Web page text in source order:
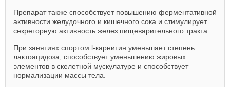
Препарат также способствует повышению ферментативной
активности желудочного и кишечного сока и стимулирует
секреторную активность желез пищеварительного тракта.
При занятиях спортом l-карнитин уменьшает степень
лактоацидоза, способствует уменьшению жировых
элементов в скелетной мускулатуре и способствует
нормализации массы тела.